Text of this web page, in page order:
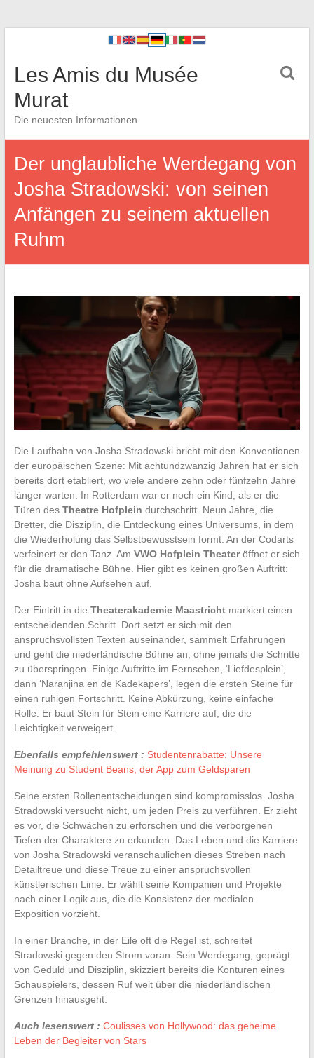
Les Amis du Musée
Murat
Die neuesten Informationen
Der unglaubliche Werdegang von
Josha Stradowski: von seinen
Anfängen zu seinem aktuellen
Ruhm
Die Laufbahn von Josha Stradowski bricht mit den Konventionen
der europäischen Szene: Mit achtundzwanzig Jahren hat er sich
bereits dort etabliert, wo viele andere zehn oder fünfzehn Jahre
länger warten. In Rotterdam war er noch ein Kind, als er die
Türen des Theatre Hofplein durchschritt. Neun Jahre, die
Bretter, die Disziplin, die Entdeckung eines Universums, in dem
die Wiederholung das Selbstbewusstsein formt. An der Codarts
verfeinert er den Tanz. Am VWO Hofplein Theateröffnet er sich
für die dramatische Bühne. Hier gibt es keinen großen Auftritt:
Josha baut ohne Aufsehen auf.
Der Eintritt in die Theaterakademie Maastrichtmarkiert einen
entscheidenden Schritt. Dort setzt er sich mit den
anspruchsvollsten Texten auseinander, sammelt Erfahrungen
und geht die niederländische Bühne an, ohne jemals die Schritte
zu überspringen. Einige Auftritte im Fernsehen, ‘Liefdesplein’,
dann ‘Naranjina en de Kadekapers’, legen die ersten Steine für
einen ruhigen Fortschritt. Keine Abkürzung, keine einfache
Rolle: Er baut Stein für Stein eine Karriere auf, die die
Leichtigkeit verweigert.
Ebenfalls empfehlenswert : Studentenrabatte: Unsere
Meinung zu Student Beans, der App zum Geldsparen
Seine ersten Rollenentscheidungen sind kompromisslos. Josha
Stradowski versucht nicht, um jeden Preis zu verführen. Er zieht
es vor, die Schwächen zu erforschen und die verborgenen
Tiefen der Charaktere zu erkunden. Das Leben und die Karriere
von Josha Stradowski veranschaulichen dieses Streben nach
Detailtreue und diese Treue zu einer anspruchsvollen
künstlerischen Linie. Er wählt seine Kompanien und Projekte
nach einer Logik aus, die die Konsistenz der medialen
Exposition vorzieht.
In einer Branche, in der Eile oft die Regel ist, schreitet
Stradowski gegen den Strom voran. Sein Werdegang, geprägt
von Geduld und Disziplin, skizziert bereits die Konturen eines
Schauspielers, dessen Ruf weit über die niederländischen
Grenzen hinausgeht.
Auch lesenswert : Coulisses von Hollywood: das geheime
Leben der Begleiter von Stars